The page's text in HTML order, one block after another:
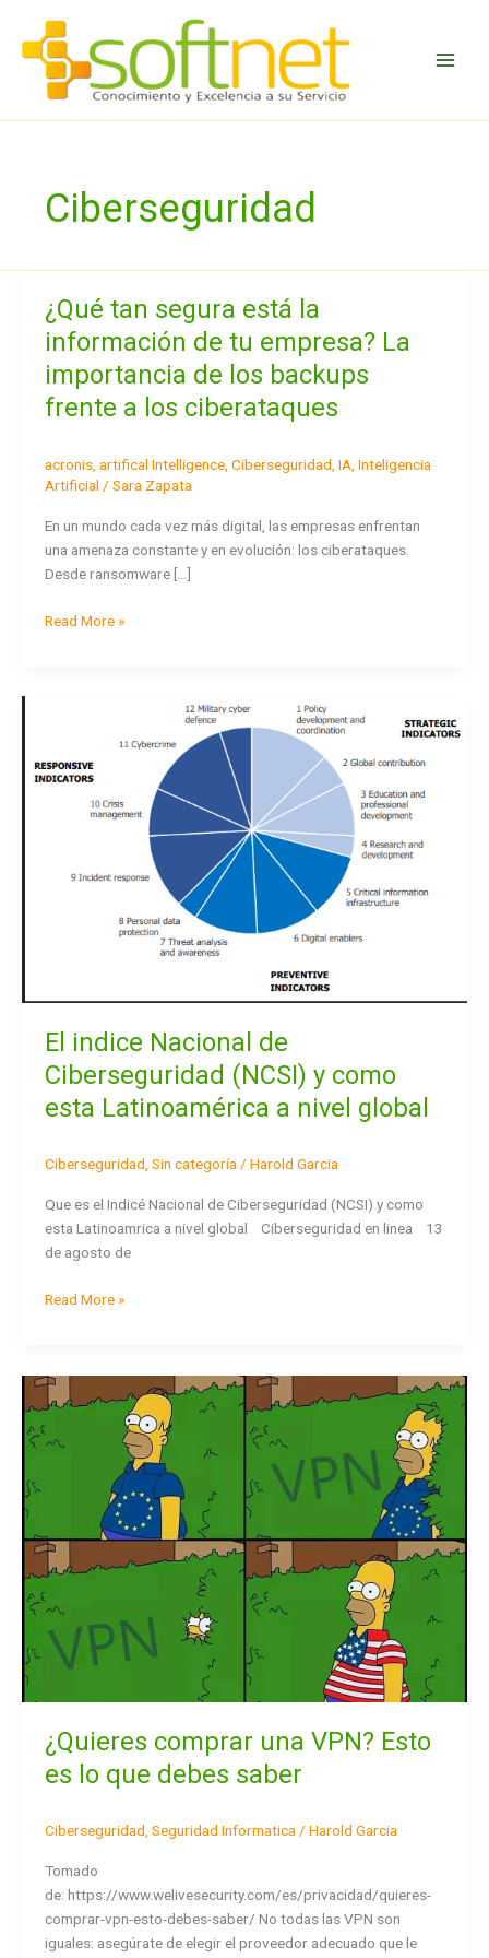
contenido
Ciberseguridad
¿Qué tan segura está la
información de tu empresa? La
importancia de los backups
frente a los ciberataques
acronis, artifical Intelligence, Ciberseguridad IA Inteligencia
Artificial / Sara Zapata
En un mundo cada vez más digital, las empresas enfrentan
una amenaza constante y en evolución: los ciberataques.
Desde ransomware […]
¿Qué
tan
segura
está
la
tu
empresa?
La
importancia
de
backups
Read More »
El indice Nacional de
Ciberseguridad (NCSI) y como
esta Latinoamérica a nivel global
Ciberseguridad Sin categoría / Harold Garcia
Que es el Indicé Nacional de Ciberseguridad (NCSI) y como
esta Latinoamrica a nivel global Ciberseguridad en linea 13
de agosto de
de
Ciberseguridad
como
Latinoamérica
Read More »
¿Quieres comprar una VPN? Esto
es lo que debes saber
Ciberseguridad Seguridad Informatica / Harold Garcia
Tomado
de: https://www.welivesecurity.com/es/privacidad/quieres-
comprar-vpn-esto-debes-saber/ No todas las VPN son
iguales: asegúrate de elegir el proveedor adecuado que le
¿Quieres
comprar
una
que
debes
saber